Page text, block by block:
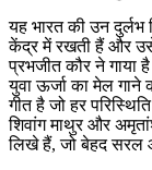
यह भारत की उन
केंद्र में रखती हैं और
प्रभजीत कौर ने गाया
युवा ऊर्जा का मेल
गीत है जो हर
शिवांग माथुर और
लिखे हैं, जो बेहद सरल